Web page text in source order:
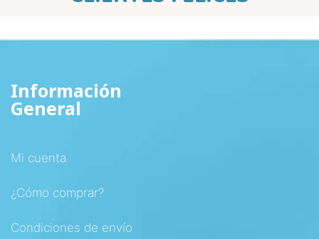
Información
General
Mi cuenta
¿Cómo comprar?
Condiciones de envío